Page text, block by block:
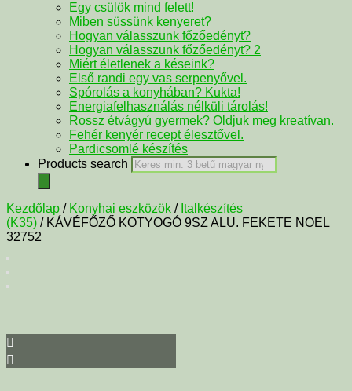
Egy csülök mind felett!
Miben süssünk kenyeret?
Hogyan válasszunk főzőedényt?
Hogyan válasszunk főzőedényt? 2
Miért életlenek a késeink?
Első randi egy vas serpenyővel.
Spórolás a konyhában? Kukta!
Energiafelhasználás nélküli tárolás!
Rossz étvágyú gyermek? Oldjuk meg kreatívan.
Fehér kenyér recept élesztővel.
Pardicsomlé készítés
Products search
Kezdőlap / Konyhai eszközök / Italkészítés
(K35) / KÁVÉFŐZŐ KOTYOGÓ 9SZ ALU. FEKETE NOEL
32752